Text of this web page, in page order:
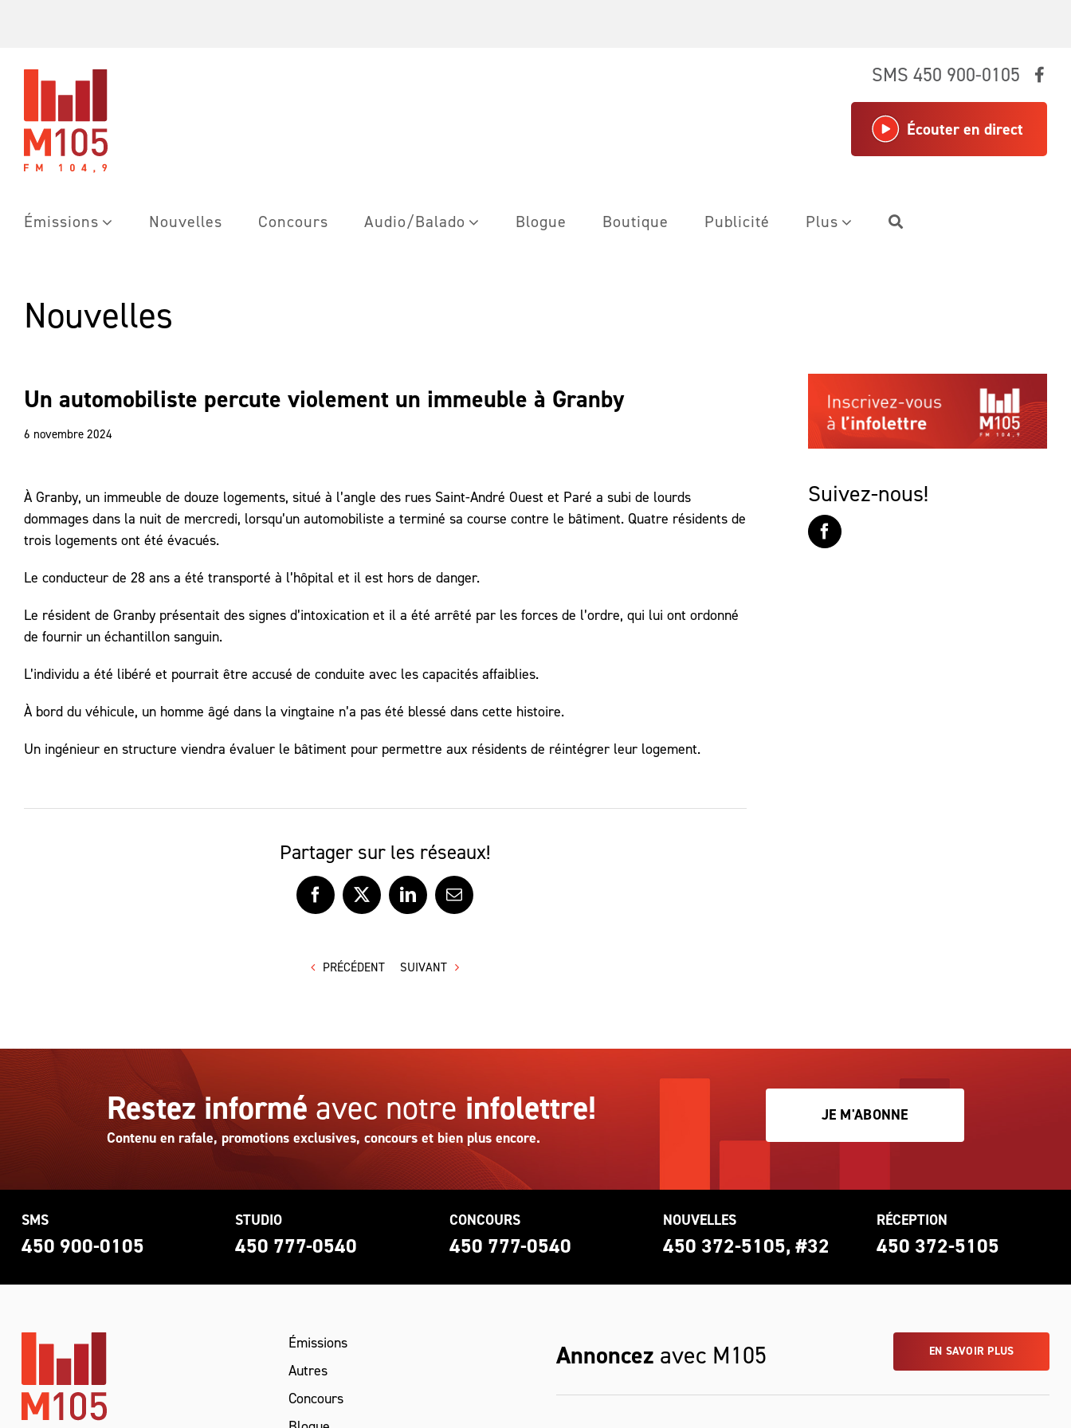
SMS 450 900-0105
Écouter en direct
Émissions Nouvelles Concours Audio/Balado Blogue Boutique Publicité Plus
Nouvelles
Un automobiliste percute violement un immeuble à Granby
6 novembre 2024
À Granby, un immeuble de douze logements, situé à l’angle des rues Saint-André Ouest et Paré a subi de lourds
dommages dans la nuit de mercredi, lorsqu’un automobiliste a terminé sa course contre le bâtiment. Quatre résidents de
trois logements ont été évacués.
Le conducteur de 28 ans a été transporté à l’hôpital et il est hors de danger.
Le résident de Granby présentait des signes d’intoxication et il a été arrêté par les forces de l’ordre, qui lui ont ordonné
de fournir un échantillon sanguin.
L’individu a été libéré et pourrait être accusé de conduite avec les capacités affaiblies.
À bord du véhicule, un homme âgé dans la vingtaine n’a pas été blessé dans cette histoire.
Un ingénieur en structure viendra évaluer le bâtiment pour permettre aux résidents de réintégrer leur logement.
Partager sur les réseaux!
Facebook
X LinkedInCourriel
PRÉCÉDENT SUIVANT
Suivez-nous!
Restez informé avec notre infolettre!
Contenu en rafale, promotions exclusives, concours et bien plus encore.
JE M'ABONNE
SMS
450 900-0105
STUDIO
450 777-0540
CONCOURS
450 777-0540
NOUVELLES
450 372-5105, #32
RÉCEPTION
450 372-5105
Émissions
Autres
Concours
Annoncez avec M105 EN SAVOIR PLUS